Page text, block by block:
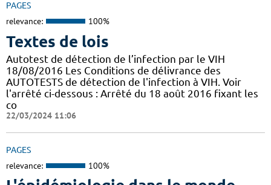
PAGES
relevance: 100%
Textes de lois
Autotest de détection de l’infection par le VIH
18/08/2016 Les Conditions de délivrance des
AUTOTESTS de détection de l'infection à VIH. Voir
l'arrêté ci-dessous : Arrêté du 18 août 2016 fixant les
co
22/03/2024 11:06
PAGES
relevance: 100%